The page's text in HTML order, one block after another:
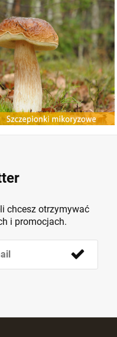
Szczepionki Mikoryzowe
ZOBACZ
chcesz otrzymywać
i promocjach.